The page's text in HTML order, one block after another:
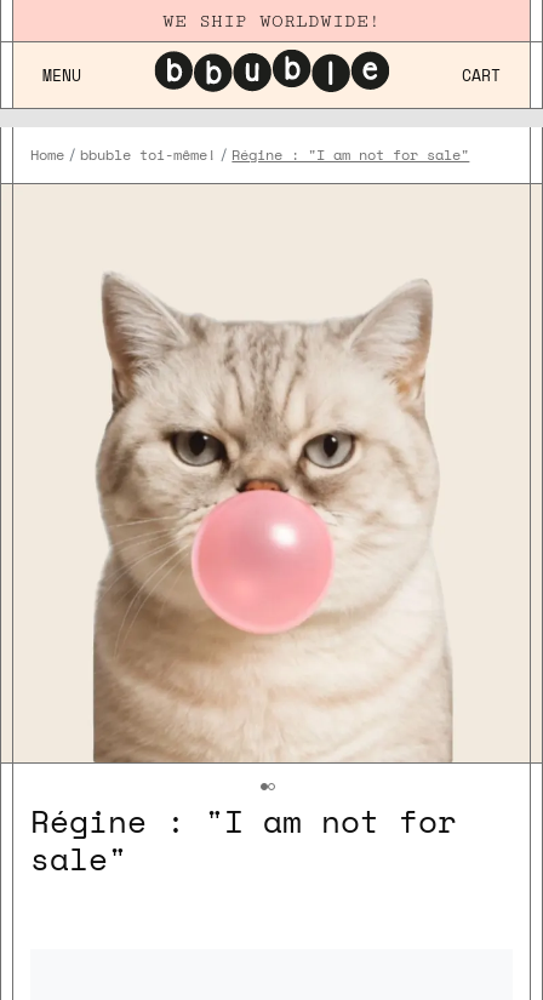
WE SHIP WORLDWIDE!
MENU CART
Home bbuble toi-même! Régine : "I am not for sale"
Régine : "I am not for
sale"